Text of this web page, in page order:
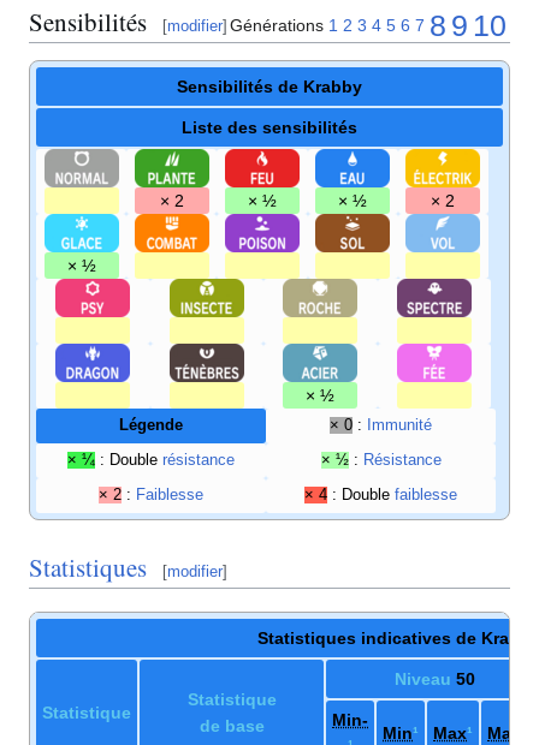
Sensibilités [modifier] Générations 1 2 3 4 5 6 7 8 9 10
Sensibilités de Krabby
Liste des sensibilités
× 2 × ½ × ½ × 2
× ½
× ½
Légende × 0 : Immunité
× ¼ : Double résistance × ½ : Résistance
× 2 : Faiblesse × 4 : Double faiblesse
Statistiques [modifier]
Statistiques indicatives de Krabby
Statistique
Statistique
de base
Niveau 50
Min-
Min¹ Max¹ Max+